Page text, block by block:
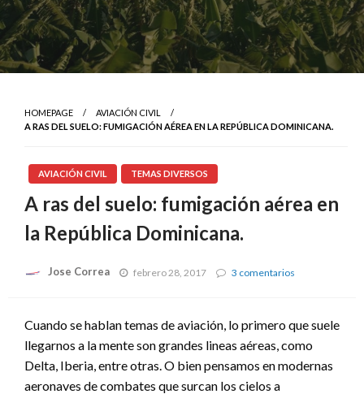
HOMEPAGE
AVIACIÓN CIVIL
A RAS DEL SUELO: FUMIGACIÓN AÉREA EN LA REPÚBLICA DOMINICANA.
AVIACIÓN CIVIL TEMAS DIVERSOS
A ras del suelo: fumigación aérea en
la República Dominicana.
Jose Correa febrero 28, 2017 3 comentarios
suelo:
fumigación
aérea
en
Cuando se hablan temas de aviación, lo primero que suele
llegarnos a la mente son grandes lineas aéreas, como
Delta, Iberia, entre otras. O bien pensamos en modernas
aeronaves de combates que surcan los cielos a